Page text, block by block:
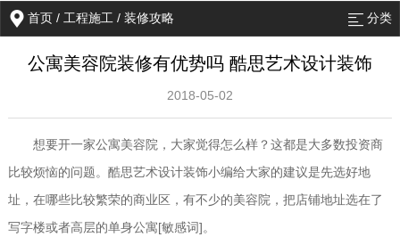
首页 /工程施工 /装修攻略 分类
公寓美容院装修有优势吗 酷思艺术设计装饰
2018-05-02
想要开一家公寓美容院，大家觉得怎么样？这都是大多数投资商
比较烦恼的问题。酷思艺术设计装饰小编给大家的建议是先选好地
址，在哪些比较繁荣的商业区，有不少的美容院，把店铺地址选在了
写字楼或者高层的单身公寓[敏感词]。